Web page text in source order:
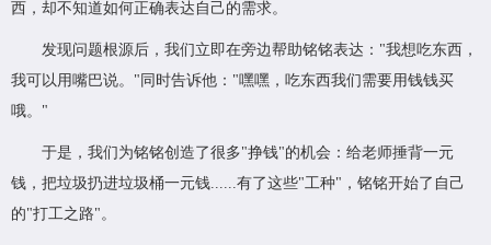
西，却不知道如何正确表达自己的需求。
发现问题根源后，我们立即在旁边帮助铭铭表达："我想吃东西，
我可以用嘴巴说。"同时告诉他："嘿嘿，吃东西我们需要用钱钱买
哦。"
于是，我们为铭铭创造了很多"挣钱"的机会：给老师捶背一元
钱，把垃圾扔进垃圾桶一元钱......有了这些"工种"，铭铭开始了自己
的"打工之路"。